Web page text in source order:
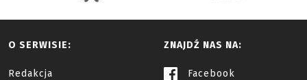
O SERWISIE:
Redakcja
ZNAJDŹ NAS NA:
Facebook